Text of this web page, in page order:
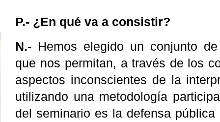
P.- ¿En qué va a consistir?
N.- Hemos elegido un conjunto
que nos permitan, a través de los
aspectos inconscientes de la
utilizando una metodología
del seminario es la defensa